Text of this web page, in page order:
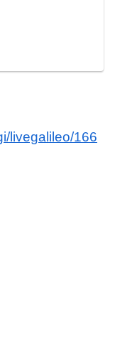
livegalileo/166